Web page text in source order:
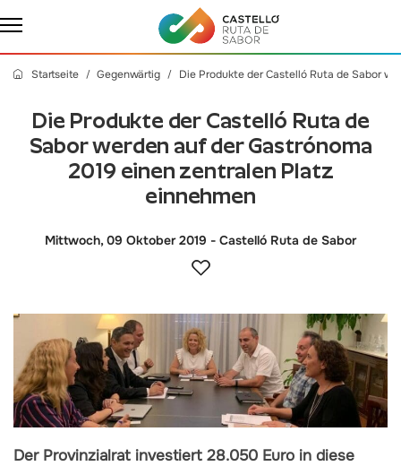
Startseite Gegenwärtig Die Produkte der Castelló Ruta de Sabor
Die Produkte der Castelló Ruta de
Sabor werden auf der Gastrónoma
2019 einen zentralen Platz
einnehmen
Mittwoch, 09 Oktober 2019 - Castelló Ruta de Sabor
Der Provinzialrat investiert 28.050 Euro in diese